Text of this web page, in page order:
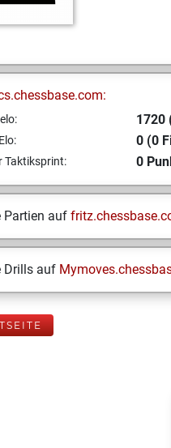
1720
0 (0
Taktiksprint: 0
Partien auf
Drills auf